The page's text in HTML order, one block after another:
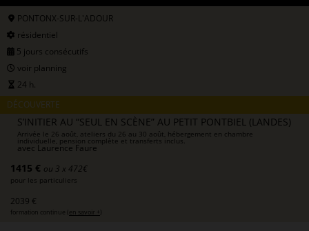
PONTONX-SUR-L'ADOUR
résidentiel
5 jours consécutifs
voir planning
24 h.
DÉCOUVERTE
S’INITIER AU “SEUL EN SCÈNE” AU PETIT PONTBIEL (LANDES)
Arrivée le 26 août, ateliers du 26 au 30 août, hébergement en chambre
individuelle, pension complète et transferts inclus.
avec Laurence Faure
1415 € ou 3 x 472€
pour les particuliers
2039 €
formation continue ( en savoir + )